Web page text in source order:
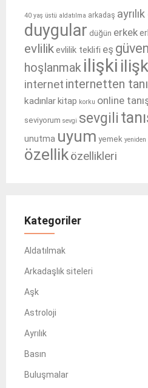
40 yaş üstü aldatılma arkadaş ayrılık
duygular düğün erkek
evlilikevlilik teklifi eş güven
hoşlanmak ilişki
internet internetten
kadınlarkitap korku online
seviyorum sevgi sevgili
unutma uyum yemek yeniden
özelliközellikleri
Kategoriler
Aldatılmak
Arkadaşlık siteleri
Aşk
Astroloji
Ayrılık
Basın
Buluşmalar